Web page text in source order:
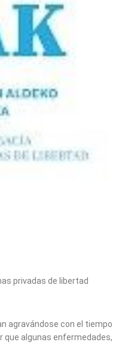
privadas de libertad
agravándose con el tiempo
que algunas enfermedades,